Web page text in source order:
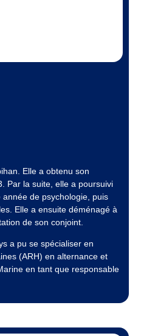
Elle a obtenu son
Par la suite, elle a poursuivi
de psychologie, puis
Elle a ensuite déménagé à
de son conjoint.
a pu se spécialiser en
(ARH) en alternance et
en tant que responsable